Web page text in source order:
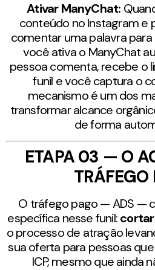
Ativar ManyChat:
conteúdo no Instagram e
comentar uma palavra
você ativa o ManyChat
pessoa comenta, recebe o
funil e você captura o
mecanismo é um dos
transformar alcance
de forma
ETAPA 03 — O
TRÁFEGO
O tráfego pago — ADS —
específica nesse funil:
o processo de atração
sua oferta para pessoas
ICP, mesmo que ainda